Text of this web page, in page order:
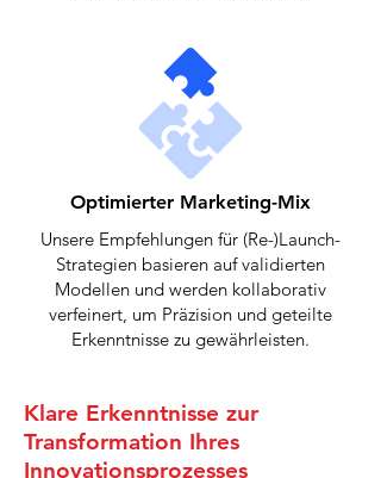
Optimierter Marketing-Mix
Unsere Empfehlungen für (Re-)Launch-
Strategien basieren auf validierten
Modellen und werden kollaborativ
verfeinert, um Präzision und geteilte
Erkenntnisse zu gewährleisten.
Klare Erkenntnisse zur
Transformation Ihres
Innovationsprozesses